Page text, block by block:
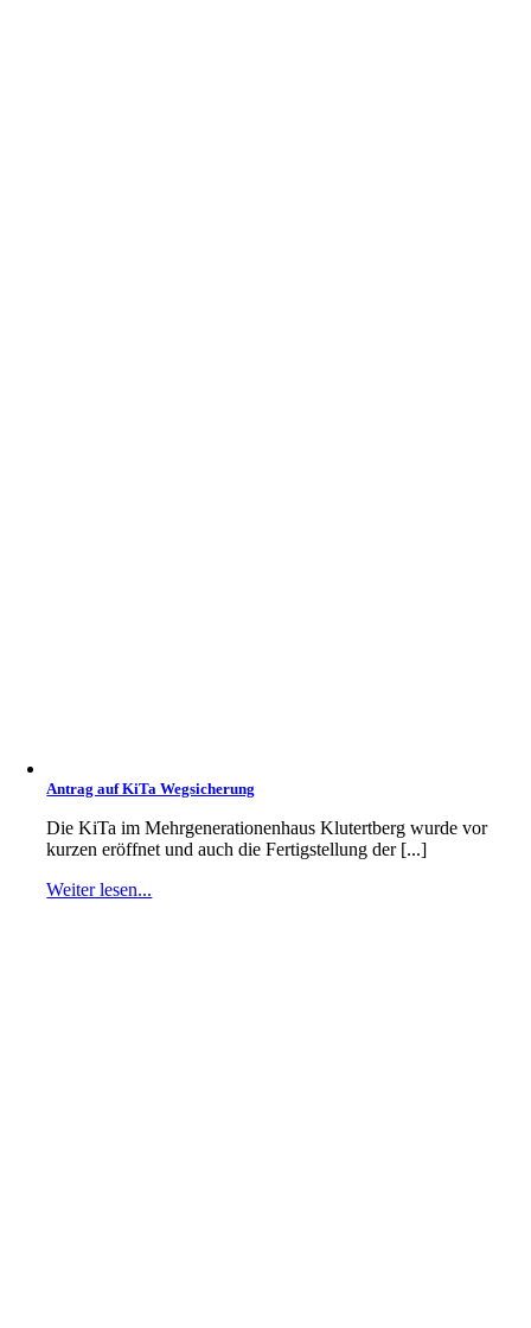
Antrag auf KiTa Wegsicherung
Die KiTa im Mehrgenerationenhaus Klutertberg wurde vor
kurzen eröffnet und auch die Fertigstellung der [...]
Weiter lesen...